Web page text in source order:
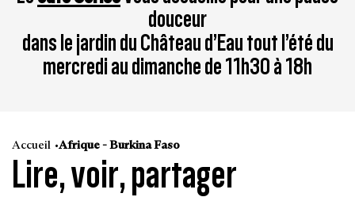
douceur
dans le jardin du Château d’Eau tout l’été du
mercredi au dimanche de 11h30 à 18h
Accueil Afrique - Burkina Faso
Lire, voir, partager